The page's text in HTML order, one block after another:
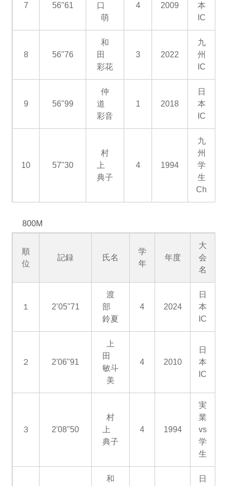
7 56"61
口
萌
4 2009
本
IC
8 56"76
和
田
彩花
3 2022
九
州
IC
9 56"99
仲
道
彩音
1 2018
日
本
IC
10 57"30
村
上
典子
4 1994
九
州
学
生
Ch
800M
順
位
記録 氏名
学
年
年度
大
会
名
１ 2’05"71
渡
部
鈴夏
4 2024
日
本
IC
２ 2'06"91
上
田
敏斗
美
4 2010
日
本
IC
３ 2'08"50
村
上
典子
4 1994
実
業
vs
学
生
和
日